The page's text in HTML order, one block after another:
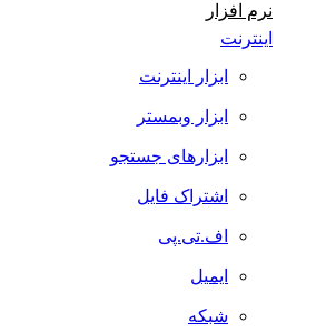
نرم افزار
اینترنت
ابزار اینترنت
ابزار وبمستر
ابزارهای جستجو
اشتراک فایل
اف.تی.پی
ایمیل
شبکه